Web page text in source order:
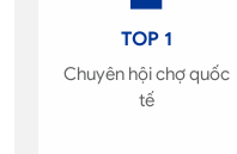
TOP 1
Chuyên hội chợ quốc
tế